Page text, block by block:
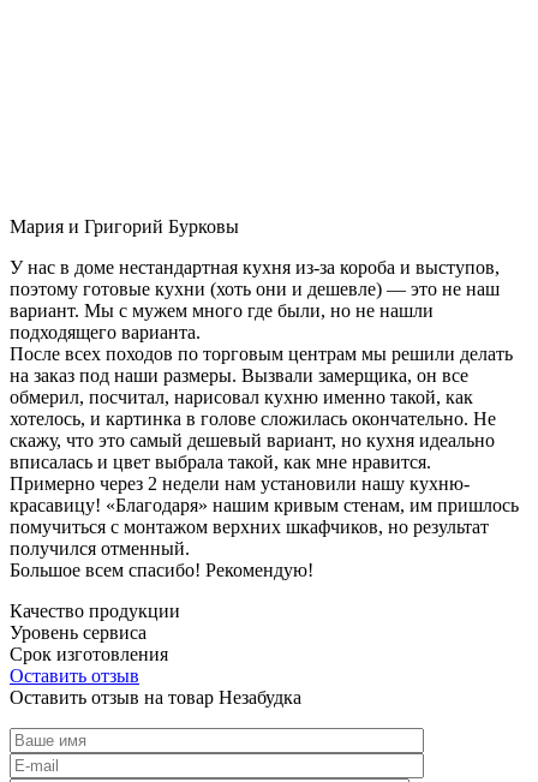
Мария и Григорий Бурковы
У нас в доме нестандартная кухня из-за короба и выступов,
поэтому готовые кухни (хоть они и дешевле) — это не наш
вариант. Мы с мужем много где были, но не нашли
подходящего варианта.
После всех походов по торговым центрам мы решили делать
на заказ под наши размеры. Вызвали замерщика, он все
обмерил, посчитал, нарисовал кухню именно такой, как
хотелось, и картинка в голове сложилась окончательно. Не
скажу, что это самый дешевый вариант, но кухня идеально
вписалась и цвет выбрала такой, как мне нравится.
Примерно через 2 недели нам установили нашу кухню-
красавицу! «Благодаря» нашим кривым стенам, им пришлось
помучиться с монтажом верхних шкафчиков, но результат
получился отменный.
Большое всем спасибо! Рекомендую!
Качество продукции
Уровень сервиса
Срок изготовления
Оставить отзыв
Оставить отзыв на товар Незабудка